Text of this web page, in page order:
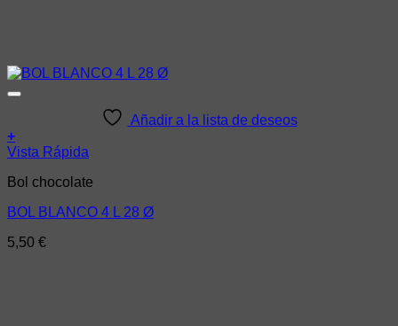
Añadir a la lista de deseos
+
Vista Rápida
Bol chocolate
BOL BLANCO 4 L 28 Ø
5,50 €